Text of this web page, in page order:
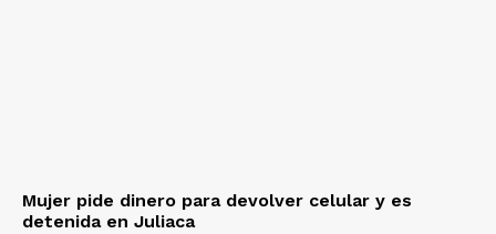
Mujer pide dinero para devolver celular y es
detenida en Juliaca